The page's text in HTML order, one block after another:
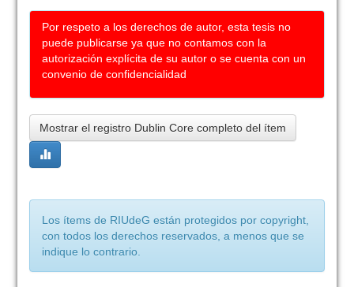
Por respeto a los derechos de autor, esta tesis no
puede publicarse ya que no contamos con la
autorización explícita de su autor o se cuenta con un
convenio de confidencialidad
Mostrar el registro Dublin Core completo del ítem
Los ítems de RIUdeG están protegidos por copyright,
con todos los derechos reservados, a menos que se
indique lo contrario.